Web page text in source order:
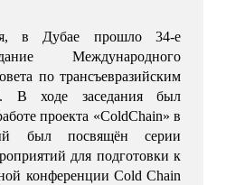
в Дубае прошло 34-е
Международного
по трансъевразийским
В ходе заседания был
проекта «ColdChain» в
был посвящён серии
для подготовки к
конференции Cold Chain